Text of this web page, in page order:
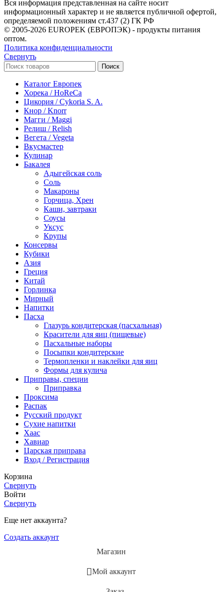
Вся информация представленная на сайте носит
информационный характер и не является публичной офертой,
определяемой положениям ст.437 (2) ГК РФ
© 2005-2026 EUROPEK (ЕВРОПЭК) - продукты питания
оптом.
Политика конфиденциальности
Свернуть
Поиск
Каталог Европек
Хорека / HoReCa
Цикория / Cykoria S. A.
Кнор / Knorr
Магги / Maggi
Релиш / Relish
Вегета / Vegeta
Вкусмастер
Кулинар
Бакалея
Адыгейская соль
Соль
Макароны
Горчица, Хрен
Каши, завтраки
Соусы
Уксус
Крупы
Консервы
Кубики
Азия
Греция
Китай
Горлинка
Мирный
Напитки
Пасха
Глазурь кондитерская (пасхальная)
Красители для яиц (пищевые)
Пасхальные наборы
Посыпки кондитерские
Термопленки и наклейки для яиц
Формы для кулича
Приправы, специи
Приправка
Проксима
Распак
Русский продукт
Сухие напитки
Хаас
Хавиар
Царская приправа
Вход / Регистрация
Корзина
Свернуть
Войти
Свернуть
Еще нет аккаунта?
Создать аккаунт
Магазин
Мой аккаунт